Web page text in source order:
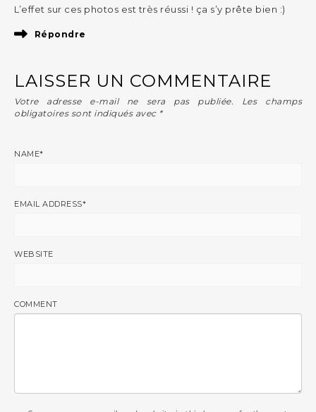
L’effet sur ces photos est très réussi ! ça s’y prête bien :)
Répondre
LAISSER UN COMMENTAIRE
Votre adresse e-mail ne sera pas publiée.
Les champs
obligatoires sont indiqués avec *
NAME*
EMAIL ADDRESS*
WEBSITE
COMMENT